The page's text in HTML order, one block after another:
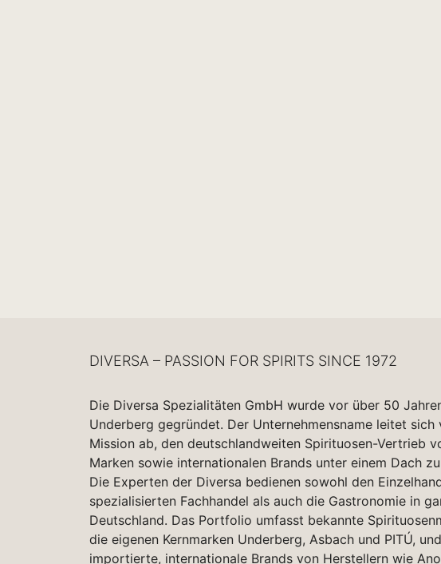
DIVERSA – PASSION FOR SPIRITS SINCE 1972
Die Diversa Spezialitäten GmbH wurde vor über 50
Underberg gegründet. Der Unternehmensname leitet sich
Mission ab, den deutschlandweiten Spirituosen-Vertrieb
Marken sowie internationalen Brands unter einem Dach
Die Experten der Diversa bedienen sowohl den
spezialisierten Fachhandel als auch die Gastronomie in
Deutschland. Das Portfolio umfasst bekannte
die eigenen Kernmarken Underberg, Asbach und PITÚ,
importierte, internationale Brands von Herstellern wie